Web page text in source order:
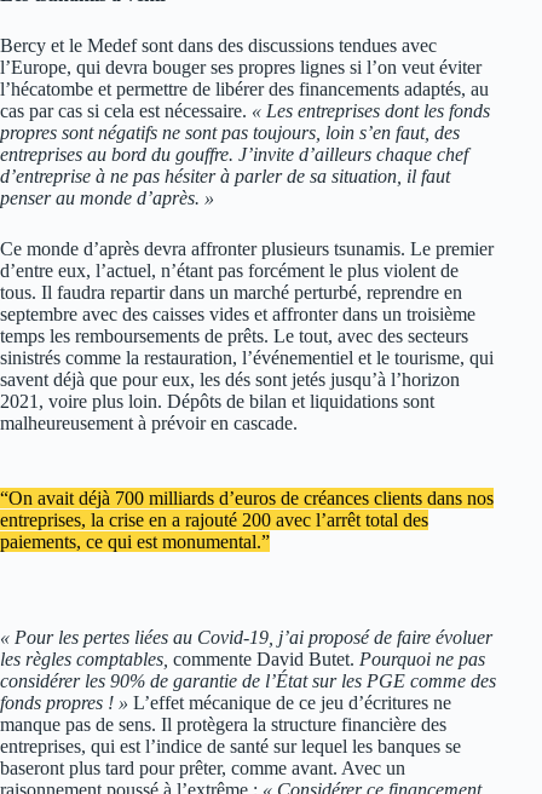
Bercy et le Medef sont dans des discussions tendues avec
l’Europe, qui devra bouger ses propres lignes si l’on veut éviter
l’hécatombe et permettre de libérer des financements adaptés, au
cas par cas si cela est nécessaire. « Les entreprises dont les fonds
propres sont négatifs ne sont pas toujours, loin s’en faut, des
entreprises au bord du gouffre. J’invite d’ailleurs chaque chef
d’entreprise à ne pas hésiter à parler de sa situation, il faut
penser au monde d’après. »
Ce monde d’après devra affronter plusieurs tsunamis. Le premier
d’entre eux, l’actuel, n’étant pas forcément le plus violent de
tous. Il faudra repartir dans un marché perturbé, reprendre en
septembre avec des caisses vides et affronter dans un troisième
temps les remboursements de prêts. Le tout, avec des secteurs
sinistrés comme la restauration, l’événementiel et le tourisme, qui
savent déjà que pour eux, les dés sont jetés jusqu’à l’horizon
2021, voire plus loin. Dépôts de bilan et liquidations sont
malheureusement à prévoir en cascade.
“On avait déjà 700 milliards d’euros de créances clients dans nos
entreprises, la crise en a rajouté 200 avec l’arrêt total des
paiements, ce qui est monumental.”
« Pour les pertes liées au Covid-19, j’ai proposé de faire évoluer
les règles comptables, commente David Butet. Pourquoi ne pas
considérer les 90% de garantie de l’État sur les PGE comme des
fonds propres ! » L’effet mécanique de ce jeu d’écritures ne
manque pas de sens. Il protègera la structure financière des
entreprises, qui est l’indice de santé sur lequel les banques se
baseront plus tard pour prêter, comme avant. Avec un
raisonnement poussé à l’extrême : « Considérer ce financement